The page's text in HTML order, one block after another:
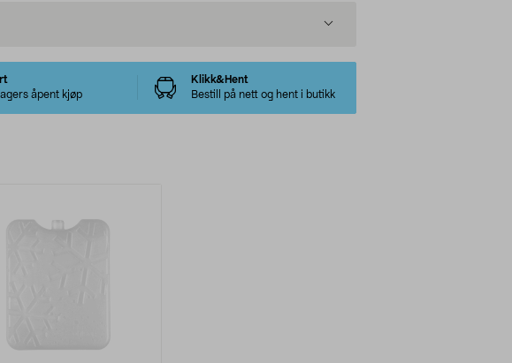
åpent kjøp
Klikk&Hent
Bestill på nett og hent i butikk